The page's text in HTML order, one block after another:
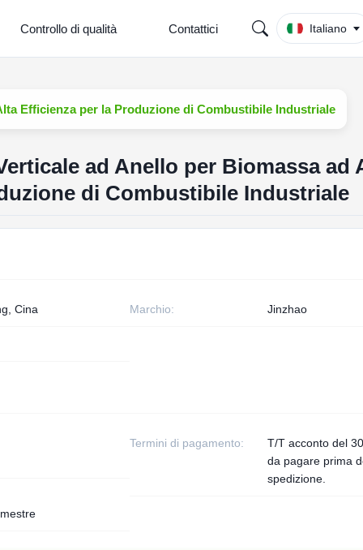
Controllo di qualità Contattici Italiano
Efficienza per la Produzione di Combustibile Industriale
ad Anello per Biomassa ad
di Combustibile Industriale
Cina Marchio: Jinzhao
Termini di pagamento:
T/T acconto del
da pagare prima
spedizione.